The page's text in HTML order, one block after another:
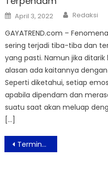
Posted
on
April 3, 2022 Author
Redaksi
GAYATREND.com –
sering terjadi tiba-tiba dan
yang pasti. Namun jika
alasan ada kaitannya
Seperti diketahui, setiap
apabila dipendam dan
suatu saat akan meluap
[…]
Post
navigation
Terminal Bus Kalideres Mulai Dipadati Calon Penumpang